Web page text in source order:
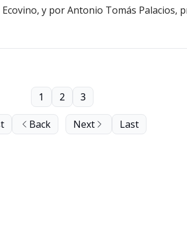
y por Antonio Tomás Palacios,
Back
1 2 3
Next Last